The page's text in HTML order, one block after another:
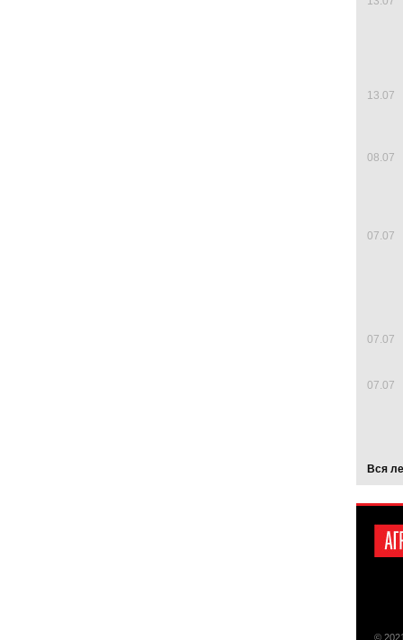
13.07
08.07
07.07
07.07
07.07
Вся
©